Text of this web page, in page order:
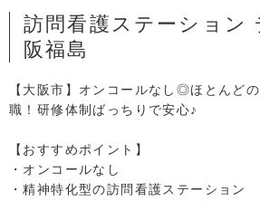
訪問看護ステーション
阪福島
【大阪市】オンコールなし◎ほとんど
職！研修体制ばっちりで安心♪
【おすすめポイント】
・オンコールなし
・精神特化型の訪問看護ステーション